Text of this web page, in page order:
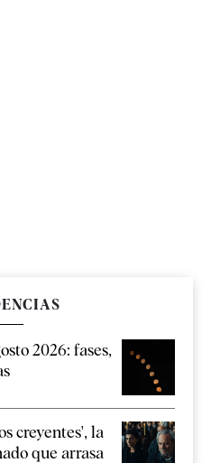
2026: fases,
creyentes', la
que arrasa